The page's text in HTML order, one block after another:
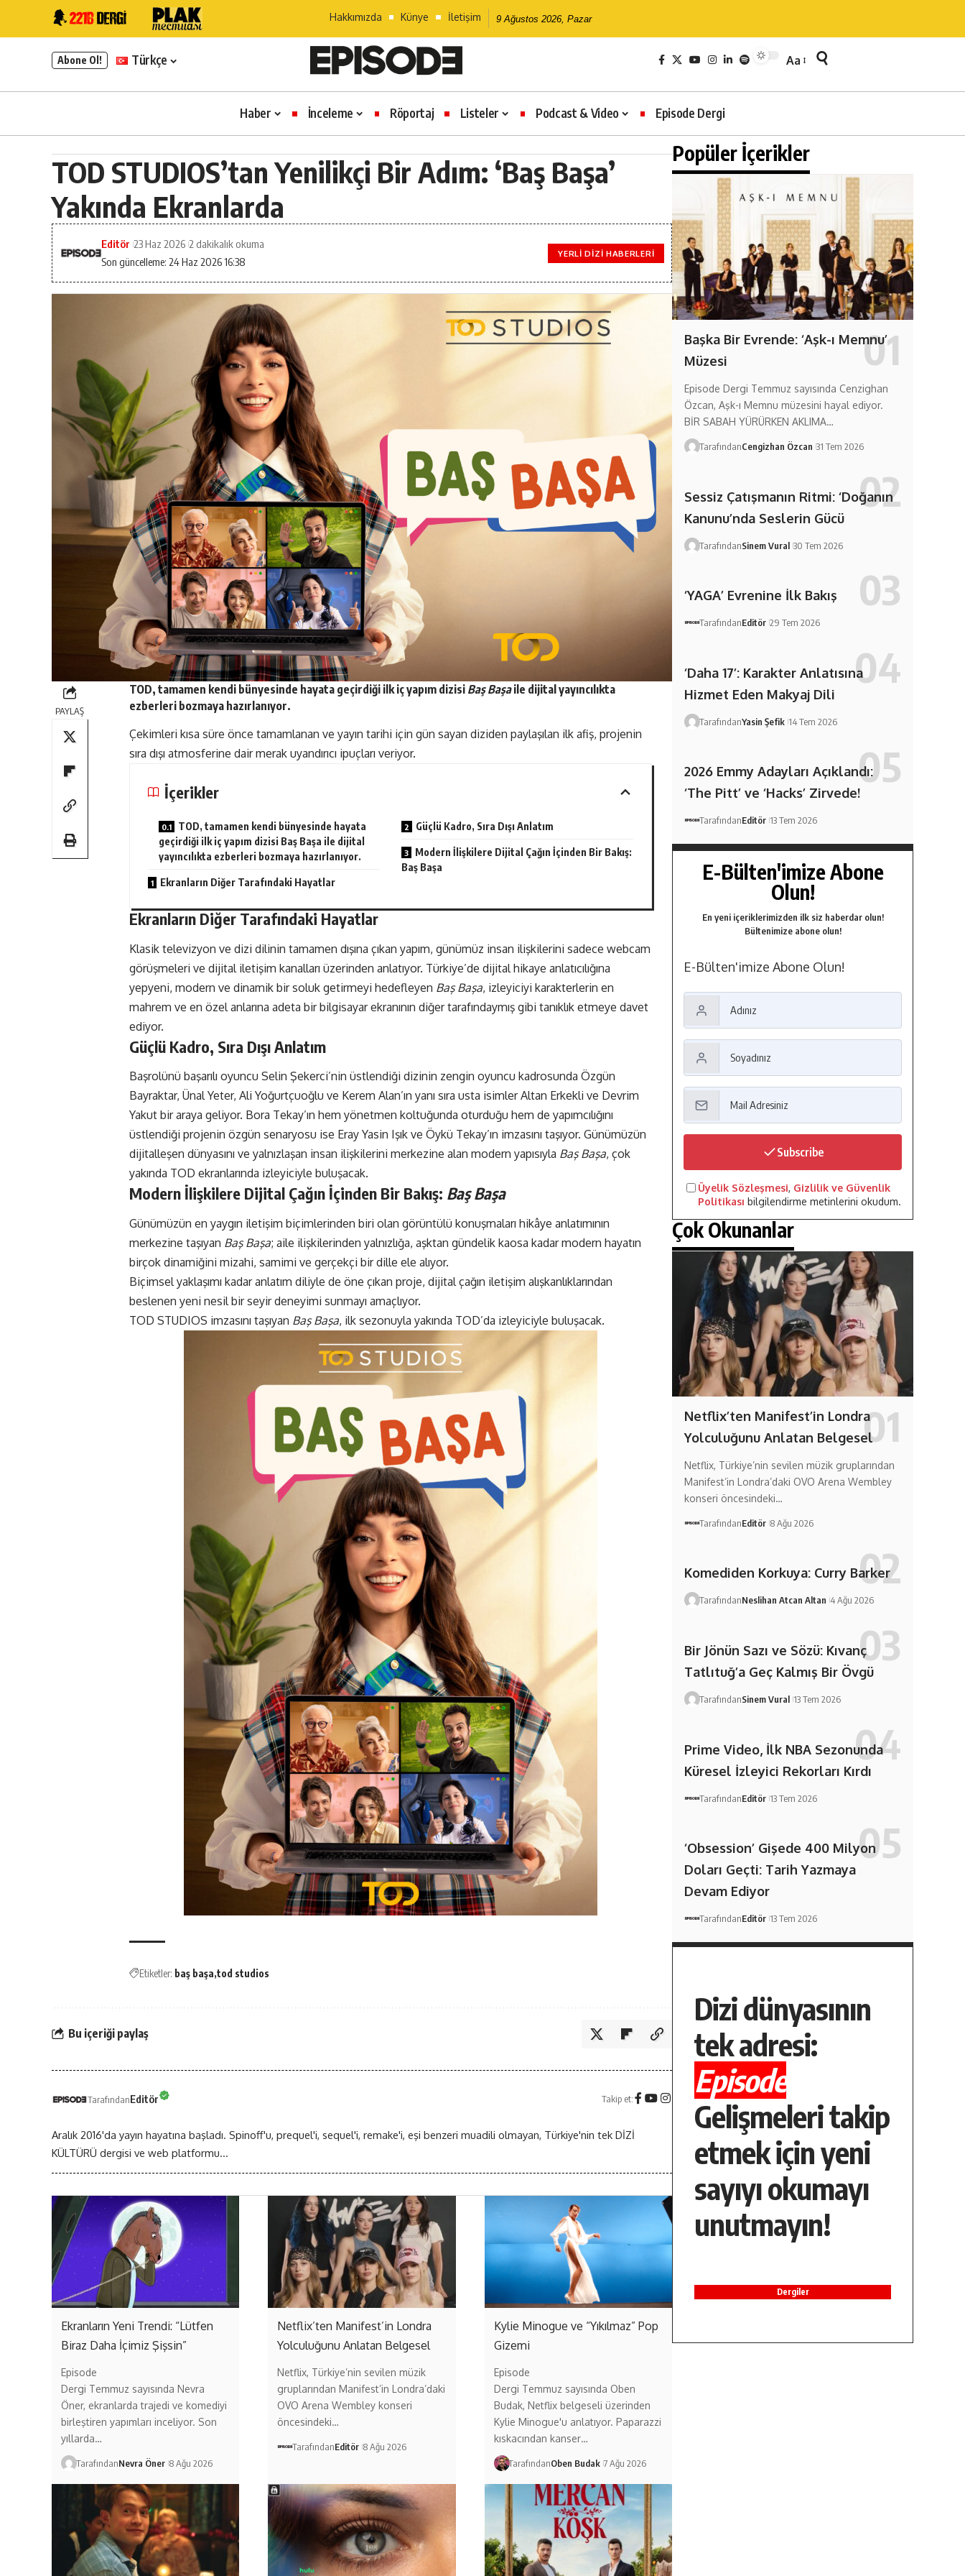
Hakkımızda Künye İletişim 9 Ağustos 2026, Pazar
Abone Ol! Türkçe Aa
Haber İnceleme Röportaj Listeler Podcast & Video Episode Dergi
TOD STUDIOS’tan Yenilikçi Bir Adım: ‘Baş Başa’
Yakında Ekranlarda
Son güncelleme: 24 Haz 2026 16:38
Editör 23 Haz 2026 2 dakikalık okuma
YERLI DIZI HABERLERI
PAYLAŞ
TOD, tamamen kendi bünyesinde hayata geçirdiği ilk iç yapım dizisi Baş Başaile dijital yayıncılıkta
ezberleri bozmaya hazırlanıyor.
Çekimleri kısa süre önce tamamlanan ve yayın tarihi için gün sayan diziden paylaşılan ilk afiş, projenin
sıra dışı atmosferine dair merak uyandırıcı ipuçları veriyor.
İçerikler
TOD, tamamen kendi bünyesinde hayata
geçirdiği ilk iç yapım dizisi Baş Başa ile dijital
yayıncılıkta ezberleri bozmaya hazırlanıyor.
Ekranların Diğer Tarafındaki Hayatlar
Güçlü Kadro, Sıra Dışı Anlatım
Modern İlişkilere Dijital Çağın İçinden Bir Bakış:
Baş Başa
Ekranların Diğer Tarafındaki Hayatlar
Klasik televizyon ve dizi dilinin tamamen dışına çıkan yapım, günümüz insan ilişkilerini sadece webcam
görüşmeleri ve dijital iletişim kanalları üzerinden anlatıyor. Türkiye’de dijital hikaye anlatıcılığına
yepyeni, modern ve dinamik bir soluk getirmeyi hedefleyen Baş Başa, izleyiciyi karakterlerin en
mahrem ve en özel anlarına adeta bir bilgisayar ekranının diğer tarafındaymış gibi tanıklık etmeye davet
ediyor.
Güçlü Kadro, Sıra Dışı Anlatım
Başrolünü başarılı oyuncu Selin Şekerci’nin üstlendiği dizinin zengin oyuncu kadrosunda Özgün
Bayraktar, Ünal Yeter, Ali Yoğurtçuoğlu ve Kerem Alan’ın yanı sıra usta isimler Altan Erkekli ve Devrim
Yakut bir araya geliyor. Bora Tekay’ın hem yönetmen koltuğunda oturduğu hem de yapımcılığını
üstlendiği projenin özgün senaryosu ise Eray Yasin Işık ve Öykü Tekay’ın imzasını taşıyor. Günümüzün
dijitalleşen dünyasını ve yalnızlaşan insan ilişkilerini merkezine alan modern yapısıyla Baş Başa, çok
yakında TOD ekranlarında izleyiciyle buluşacak.
Modern İlişkilere Dijital Çağın İçinden Bir Bakış: Baş Başa
Günümüzün en yaygın iletişim biçimlerinden biri olan görüntülü konuşmaları hikâye anlatımının
merkezine taşıyan Baş Başa; aile ilişkilerinden yalnızlığa, aşktan gündelik kaosa kadar modern hayatın
birçok dinamiğini mizahi, samimi ve gerçekçi bir dille ele alıyor.
Biçimsel yaklaşımı kadar anlatım diliyle de öne çıkan proje, dijital çağın iletişim alışkanlıklarından
beslenen yeni nesil bir seyir deneyimi sunmayı amaçlıyor.
TOD STUDIOS imzasını taşıyan Baş Başa, ilk sezonuyla yakında TOD’da izleyiciyle buluşacak.
Etiketler: baş başa tod studios
Bu içeriği paylaş
TarafındanEditör Takip et:
Aralık 2016'da yayın hayatına başladı. Spinoff'u, prequel'i, sequel'i, remake'i, eşi benzeri muadili olmayan, Türkiye'nin tek DİZİ
KÜLTÜRÜ dergisi ve web platformu...
Ekranların Yeni Trendi: “Lütfen
Biraz Daha İçimiz Şişsin”
Episode
Dergi Temmuz sayısında Nevra
Öner, ekranlarda trajedi ve komediyi
birleştiren yapımları inceliyor. Son
yıllarda…
TarafındanNevra Öner 8 Ağu 2026
Netflix’ten Manifest’in Londra
Yolculuğunu Anlatan Belgesel
Netflix, Türkiye’nin sevilen müzik
gruplarından Manifest’in Londra’daki
OVO Arena Wembley konseri
öncesindeki…
TarafındanEditör 8 Ağu 2026
Kylie Minogue ve “Yıkılmaz” Pop
Gizemi
Episode
Dergi Temmuz sayısında Oben
Budak, Netflix belgeseli üzerinden
Kylie Minogue'u anlatıyor. Paparazzi
kıskacından kanser…
TarafındanOben Budak 7 Ağu 2026
Popüler İçerikler
Başka Bir Evrende: ‘Aşk-ı Memnu’
Müzesi
Episode Dergi Temmuz sayısında Cenzighan
Özcan, Aşk-ı Memnu müzesini hayal ediyor.
BİR SABAH YÜRÜRKEN AKLIMA…
TarafındanCengizhan Özcan 31 Tem 2026
Sessiz Çatışmanın Ritmi: ‘Doğanın
Kanunu’nda Seslerin Gücü
TarafındanSinem Vural 30 Tem 2026
‘YAGA’ Evrenine İlk Bakış
TarafındanEditör 29 Tem 2026
‘Daha 17’: Karakter Anlatısına
Hizmet Eden Makyaj Dili
TarafındanYasin Şefik 14 Tem 2026
2026 Emmy Adayları Açıklandı:
‘The Pitt’ ve ‘Hacks’ Zirvede!
TarafındanEditör 13 Tem 2026
E-Bülten'imize Abone
Olun!
En yeni içeriklerimizden ilk siz haberdar olun!
Bültenimize abone olun!
E-Bülten'imize Abone Olun!
Subscribe
Üyelik Sözleşmesi, Gizlilik ve Güvenlik
Politikası bilgilendirme metinlerini okudum.
Çok Okunanlar
Netflix’ten Manifest’in Londra
Yolculuğunu Anlatan Belgesel
Netflix, Türkiye’nin sevilen müzik gruplarından
Manifest’in Londra’daki OVO Arena Wembley
konseri öncesindeki…
TarafındanEditör 8 Ağu 2026
Komediden Korkuya: Curry Barker
TarafındanNeslihan Atcan Altan 4 Ağu 2026
Bir Jönün Sazı ve Sözü: Kıvanç
Tatlıtuğ’a Geç Kalmış Bir Övgü
TarafındanSinem Vural 13 Tem 2026
Prime Video, İlk NBA Sezonunda
Küresel İzleyici Rekorları Kırdı
TarafındanEditör 13 Tem 2026
‘Obsession’ Gişede 400 Milyon
Doları Geçti: Tarih Yazmaya
Devam Ediyor
TarafındanEditör 13 Tem 2026
Dizi dünyasının
tek adresi:
Episode
Gelişmeleri takip
etmek için yeni
sayıyı okumayı
unutmayın!
Dergiler